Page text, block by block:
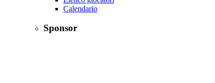
Calendario
Sponsor